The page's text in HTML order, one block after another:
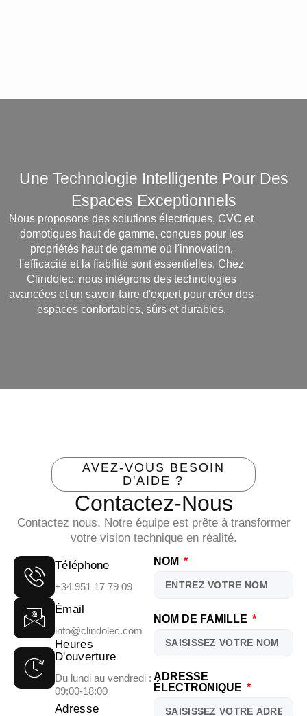
Une Technologie Intelligente Pour Des
Espaces Exceptionnels
Nous proposons des solutions électriques, CVC et
domotiques haut de gamme, conçues pour les
propriétés haut de gamme où l'innovation,
l'efficacité et la fiabilité sont essentielles. Chez
Clindolec, nous intégrons des technologies
avancées et un savoir-faire d'expert pour créer des
espaces confortables, sûrs et durables.
AVEZ-VOUS BESOIN
D'AIDE ?
Contactez-Nous
Contactez nous. Notre équipe est prête à transformer
votre vision technique en réalité.
Téléphone
+34 951 17 79 09
Émail
info@clindolec.com
Heures
D'ouverture
Du lundi au vendredi :
09:00-18:00
Adresse
NOM
NOM DE FAMILLE
ADRESSE
ÉLECTRONIQUE